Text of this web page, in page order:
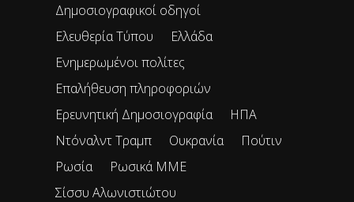
Δημοσιογραφικοί οδηγοί
Ελευθερία Τύπου
Ελλάδα
Ενημερωμένοι πολίτες
Επαλήθευση πληροφοριών
Ερευνητική Δημοσιογραφία
ΗΠΑ
Ντόναλντ Τραμπ
Ουκρανία
Πούτιν
Ρωσία
Ρωσικά ΜΜΕ
Σίσσυ Αλωνιστιώτου